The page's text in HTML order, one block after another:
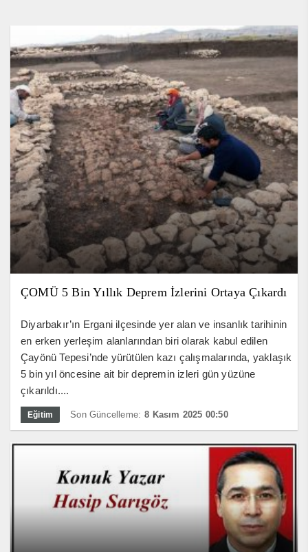
ÇOMÜ 5 Bin Yıllık Deprem İzlerini Ortaya Çıkardı
Diyarbakır’ın Ergani ilçesinde yer alan ve insanlık tarihinin
en erken yerleşim alanlarından biri olarak kabul edilen
Çayönü Tepesi’nde yürütülen kazı çalışmalarında, yaklaşık
5 bin yıl öncesine ait bir depremin izleri gün yüzüne
çıkarıldı....
Eğitim Son Güncelleme: 8 Kasım 2025 00:50